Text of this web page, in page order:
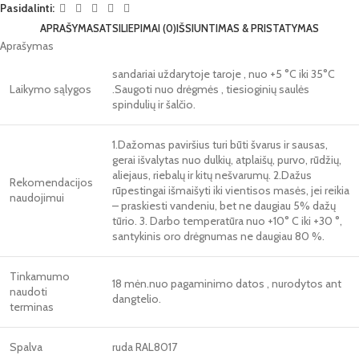
Pasidalinti:
APRAŠYMASATSILIEPIMAI (0)IŠSIUNTIMAS & PRISTATYMAS
Aprašymas
Laikymo sąlygos
sandariai uždarytoje taroje , nuo +5 °C iki 35°C
.Saugoti nuo drėgmės , tiesioginių saulės
spindulių ir šalčio.
Rekomendacijos
naudojimui
1.Dažomas paviršius turi būti švarus ir sausas,
gerai išvalytas nuo dulkių, atplaišų, purvo, rūdžių,
aliejaus, riebalų ir kitų nešvarumų. 2.Dažus
rūpestingai išmaišyti iki vientisos masės, jei reikia
– praskiesti vandeniu, bet ne daugiau 5% dažų
tūrio. 3. Darbo temperatūra nuo +10° C iki +30 °,
santykinis oro drėgnumas ne daugiau 80 %.
Tinkamumo
naudoti
terminas
18 mėn.nuo pagaminimo datos , nurodytos ant
dangtelio.
Spalva ruda RAL8017